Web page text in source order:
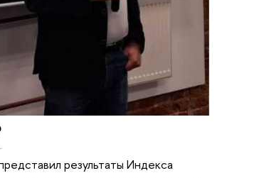
результаты Индекса